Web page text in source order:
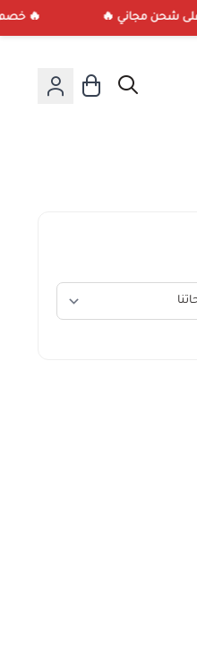
🔥 خصم 40% على كل إصدارات دار تأثير للنشر ✦ متوفر لدينا جميع إصدارات دار تأثير للنشر ✦ عند شرائك 3 كتب تحصل على شحن مجاني 🔥